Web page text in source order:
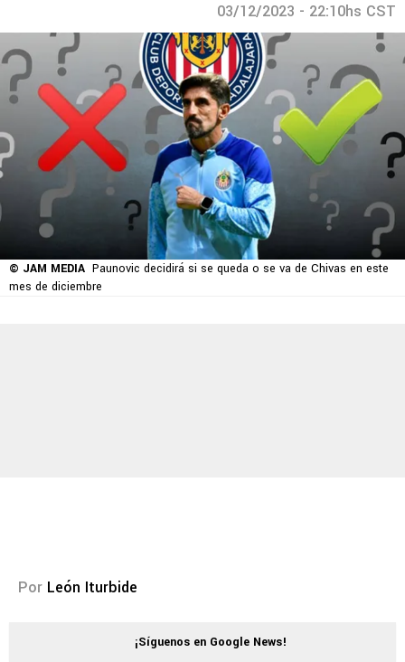
03/12/2023 - 22:10hs CST
© JAM MEDIA Paunovic decidirá si se queda o se va de Chivas en este
mes de diciembre
Por León Iturbide
¡Síguenos en Google News!